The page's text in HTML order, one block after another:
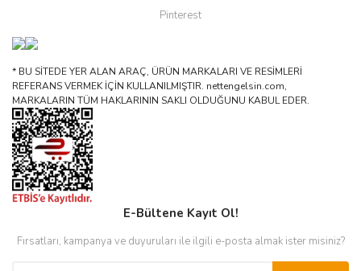
Pinterest
* BU SİTEDE YER ALAN ARAÇ, ÜRÜN MARKALARI VE RESİMLERİ
REFERANS VERMEK İÇİN KULLANILMIŞTIR. nettengelsin.com,
MARKALARIN TÜM HAKLARININ SAKLI OLDUĞUNU KABUL EDER.
E-Bültene Kayıt Ol!
Fırsatları, kampanya ve duyuruları ile ilgili e-posta almak ister misiniz?